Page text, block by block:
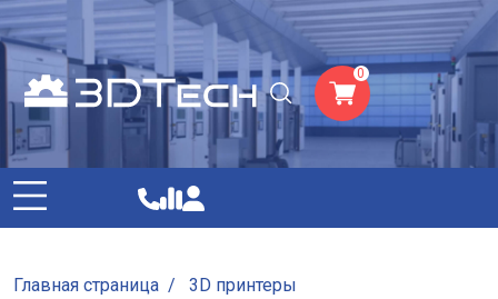
0
Главная страница /
3D принтеры